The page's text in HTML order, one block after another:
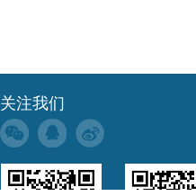
关注我们